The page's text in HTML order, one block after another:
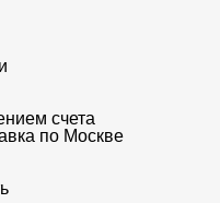
счета
по Москве